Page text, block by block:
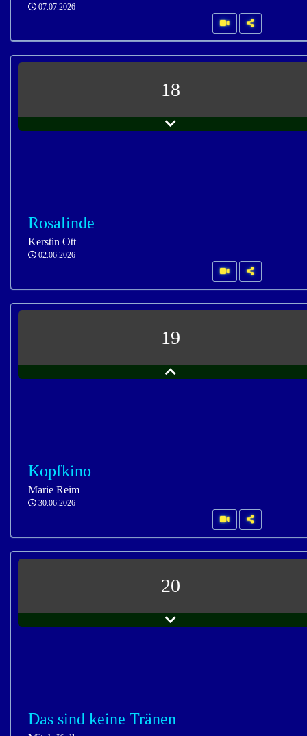
07.07.2026
18
Rosalinde
Kerstin Ott
02.06.2026
19
Kopfkino
Marie Reim
30.06.2026
20
Das sind keine Tränen